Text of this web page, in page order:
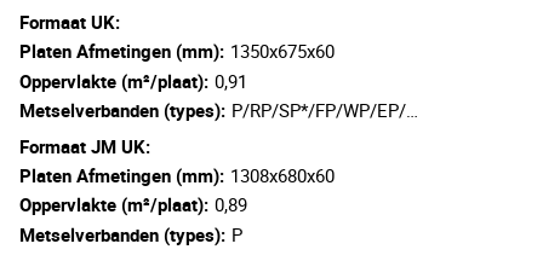
Formaat UK:
Platen Afmetingen (mm): 1350x675x60
Oppervlakte (m²/plaat): 0,91
Metselverbanden (types): P/RP/SP*/FP/WP/EP/…
Formaat JM UK:
Platen Afmetingen (mm): 1308x680x60
Oppervlakte (m²/plaat): 0,89
Metselverbanden (types): P